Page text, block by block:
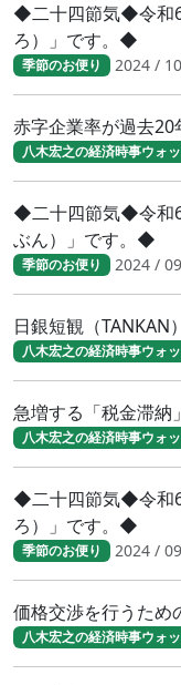
◆二十四節気◆令和
ろ）」です。◆
季節のお便り 2024 /
赤字企業率が過去20
八木宏之の経済時事ウォ
◆二十四節気◆令和6
ぶん）」です。◆
季節のお便り 2024 /
日銀短観（TANKAN）
八木宏之の経済時事ウォ
急増する「税金滞
八木宏之の経済時事ウォ
◆二十四節気◆令和6
ろ）」です。◆
季節のお便り 2024 /
価格交渉を行うため
八木宏之の経済時事ウォ